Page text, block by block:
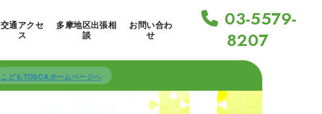
こどもTOSCAホームページへ
交通アクセ
ス
多摩地区出張相
談
お問い合わ
せ
03-5579-
8207